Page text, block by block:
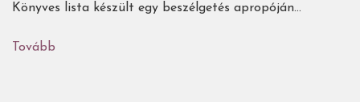
Könyves lista készült egy beszélgetés apropóján...
Tovább